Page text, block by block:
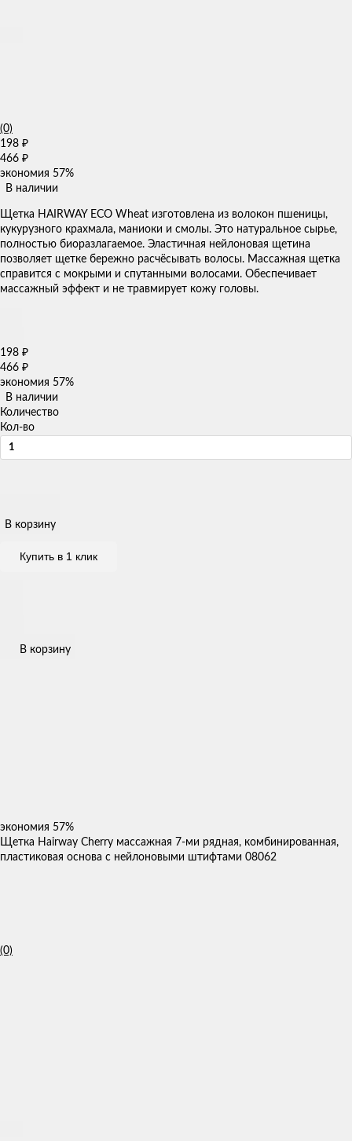
(0)
198 ₽
466 ₽
экономия 57%
В наличии
Щетка HAIRWAY ECO Wheat изготовлена из волокон пшеницы,
кукурузного крахмала, маниоки и смолы. Это натуральное сырье,
полностью биоразлагаемое. Эластичная нейлоновая щетина
позволяет щетке бережно расчёсывать волосы. Массажная щетка
справится с мокрыми и спутанными волосами. Обеспечивает
массажный эффект и не травмирует кожу головы.
198 ₽
466 ₽
экономия 57%
В наличии
Количество
Кол-во
В корзину
Купить в 1 клик
В корзину
экономия 57%
Щетка Hairway Cherry массажная 7-ми рядная, комбинированная,
пластиковая основа с нейлоновыми штифтами 08062
(0)